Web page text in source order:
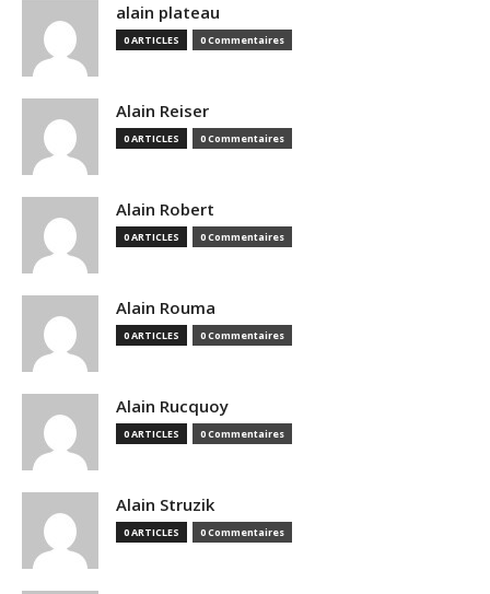
alain plateau
0 ARTICLES 0 Commentaires
Alain Reiser
0 ARTICLES 0 Commentaires
Alain Robert
0 ARTICLES 0 Commentaires
Alain Rouma
0 ARTICLES 0 Commentaires
Alain Rucquoy
0 ARTICLES 0 Commentaires
Alain Struzik
0 ARTICLES 0 Commentaires